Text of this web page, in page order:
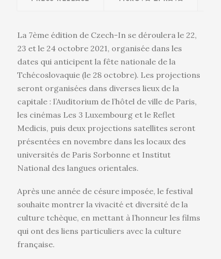
La 7ème édition de Czech-In se déroulera le 22,
23 et le 24 octobre 2021, organisée dans les
dates qui anticipent la fête nationale de la
Tchécoslovaquie (le 28 octobre). Les projections
seront organisées dans diverses lieux de la
capitale : l’Auditorium de l’hôtel de ville de Paris,
les cinémas Les 3 Luxembourg et le Reflet
Medicis, puis deux projections satellites seront
présentées en novembre dans les locaux des
universités de Paris Sorbonne et Institut
National des langues orientales.
Après une année de césure imposée, le festival
souhaite montrer la vivacité et diversité de la
culture tchèque, en mettant à l’honneur les films
qui ont des liens particuliers avec la culture
française.